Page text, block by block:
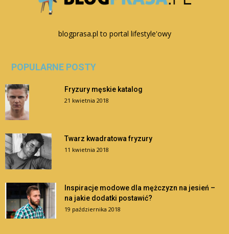
blogprasa.pl to portal lifestyle'owy
POPULARNE POSTY
Fryzury męskie katalog
21 kwietnia 2018
Twarz kwadratowa fryzury
11 kwietnia 2018
Inspiracje modowe dla mężczyzn na jesień –
na jakie dodatki postawić?
19 października 2018